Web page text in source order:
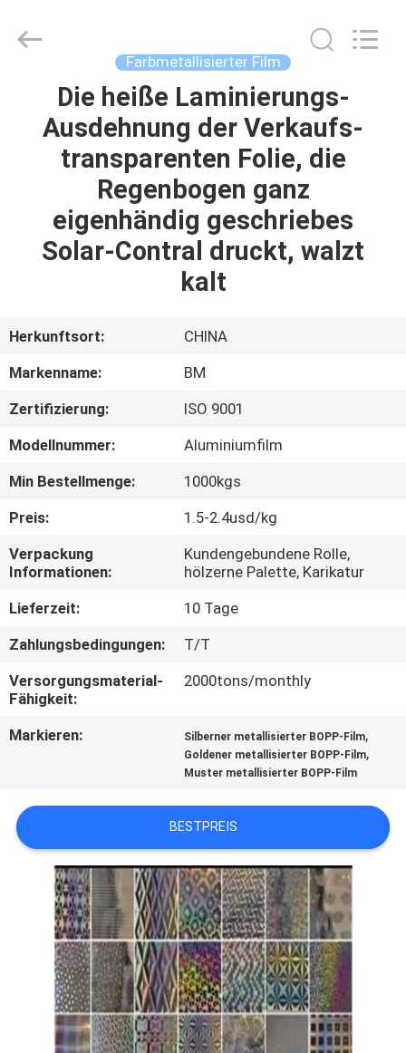
HAUSE
PRODUKTE
VIDEOS
UNS
QUALITÄTSKONTROLLE
KONTAKT
UNS
BITTE UM
EIN
ANGEBOT
SITEMAP
DATENSCHUTZRICHTLINIE
Exporting
Farbmetallisierter Film
Die heiße Laminierungs-
Ausdehnung der Verkaufs-
transparenten Folie, die
Regenbogen ganz
eigenhändig geschriebes
Solar-Contral druckt, walzt
kalt
Herkunftsort:
CHINA
Markenname:
BM
Zertifizierung:
ISO 9001
Modellnummer:
Aluminiumfilm
Min Bestellmenge:
1000kgs
Preis:
1.5-2.4usd/kg
Verpackung
Informationen:
Kundengebundene Rolle,
hölzerne Palette, Karikatur
Lieferzeit:
10 Tage
Zahlungsbedingungen:
T/T
Versorgungsmaterial-
Fähigkeit:
2000tons/monthly
Markieren: Silberner metallisierter BOPP-Film,
Goldener metallisierter BOPP-Film,
Muster metallisierter BOPP-Film
BESTPREIS